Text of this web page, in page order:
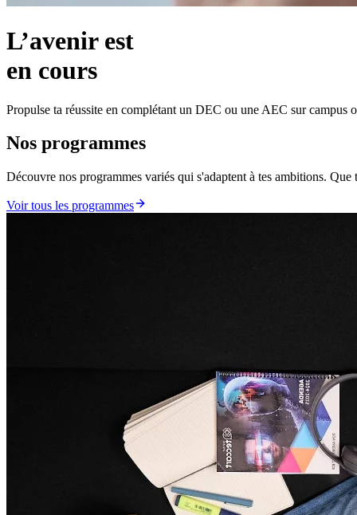
L’avenir est
en cours
Propulse ta réussite en complétant un DEC ou une AEC sur campus
Nos programmes
Découvre nos programmes variés qui s'adaptent à tes ambitions.
Voir tous les programmes